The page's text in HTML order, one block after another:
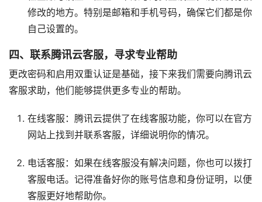
修改的地方。特别是邮箱和手机号码，确保它们都是你
自己设置的。
四、联系腾讯云客服，寻求专业帮助
更改密码和启用双重认证是基础，接下来我们需要向腾讯云
客服求助，他们能够提供更多专业的帮助。
在线客服：腾讯云提供了在线客服功能，你可以在官方
网站上找到并联系客服，详细说明你的情况。
电话客服：如果在线客服没有解决问题，你也可以拨打
客服电话。记得准备好你的账号信息和身份证明，以便
客服更好地帮助你。